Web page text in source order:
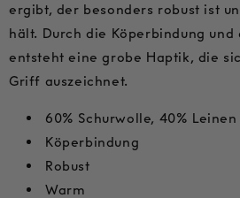
ergibt, der besonders robust ist
hält. Durch die Köperbindung und
entsteht eine grobe Haptik, die
Griff auszeichnet.
60% Schurwolle, 40% Leinen
Köperbindung
Robust
Warm